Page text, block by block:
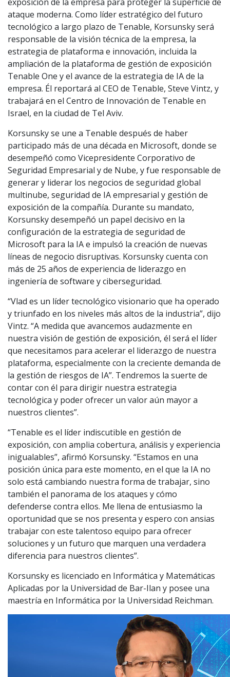
ataque moderna. Como líder estratégico del futuro
tecnológico a largo plazo de Tenable, Korsunsky será
responsable de la visión técnica de la empresa, la
estrategia de plataforma e innovación, incluida la
ampliación de la plataforma de gestión de exposición
Tenable One y el avance de la estrategia de IA de la
empresa. Él reportará al CEO de Tenable, Steve Vintz, y
trabajará en el Centro de Innovación de Tenable en
Israel, en la ciudad de Tel Aviv.
Korsunsky se une a Tenable después de haber
participado más de una década en Microsoft, donde se
desempeñó como Vicepresidente Corporativo de
Seguridad Empresarial y de Nube, y fue responsable de
generar y liderar los negocios de seguridad global
multinube, seguridad de IA empresarial y gestión de
exposición de la compañía. Durante su mandato,
Korsunsky desempeñó un papel decisivo en la
configuración de la estrategia de seguridad de
Microsoft para la IA e impulsó la creación de nuevas
líneas de negocio disruptivas. Korsunsky cuenta con
más de 25 años de experiencia de liderazgo en
ingeniería de software y ciberseguridad.
“Vlad es un líder tecnológico visionario que ha operado
y triunfado en los niveles más altos de la industria”, dijo
Vintz. “A medida que avancemos audazmente en
nuestra visión de gestión de exposición, él será el líder
que necesitamos para acelerar el liderazgo de nuestra
plataforma, especialmente con la creciente demanda de
la gestión de riesgos de IA”. Tendremos la suerte de
contar con él para dirigir nuestra estrategia
tecnológica y poder ofrecer un valor aún mayor a
nuestros clientes”.
“Tenable es el líder indiscutible en gestión de
exposición, con amplia cobertura, análisis y experiencia
inigualables”, afirmó Korsunsky. “Estamos en una
posición única para este momento, en el que la IA no
solo está cambiando nuestra forma de trabajar, sino
también el panorama de los ataques y cómo
defenderse contra ellos. Me llena de entusiasmo la
oportunidad que se nos presenta y espero con ansias
trabajar con este talentoso equipo para ofrecer
soluciones y un futuro que marquen una verdadera
diferencia para nuestros clientes”.
Korsunsky es licenciado en Informática y Matemáticas
Aplicadas por la Universidad de Bar-Ilan y posee una
maestría en Informática por la Universidad Reichman.